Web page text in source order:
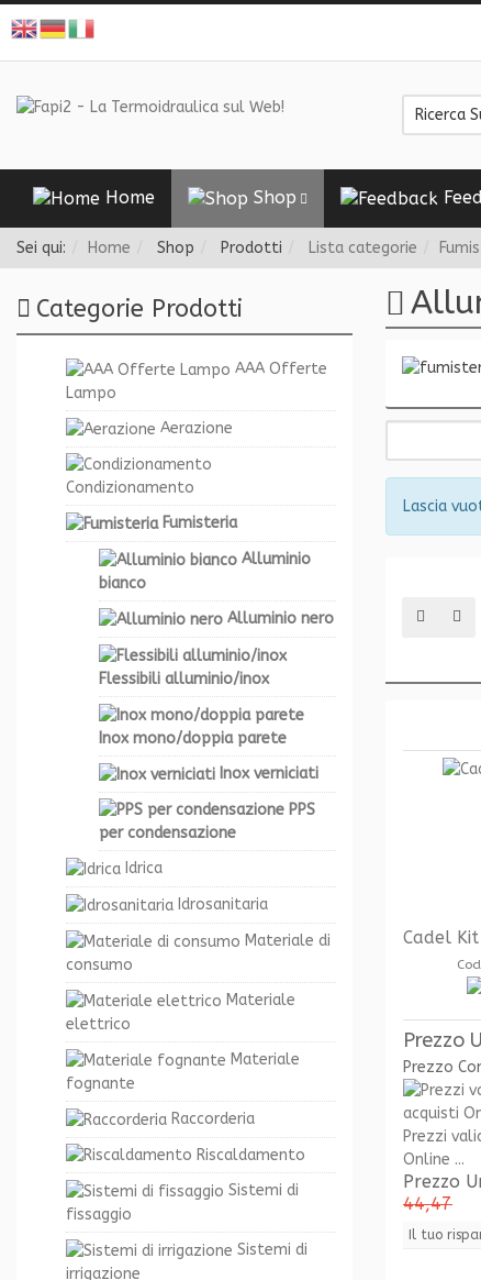
Home Shop
Sei qui: Home Shop Prodotti Lista categorie
Lascia
Cadel
Prezzo
Prezzo
Prezzi
Online ...
Prezzo
44,47
Il tuo
Categorie Prodotti
AAA Offerte
Lampo
Aerazione
Condizionamento
Fumisteria
Alluminio
bianco
Alluminio nero
Flessibili alluminio/inox
Inox mono/doppia parete
Inox verniciati
PPS
per condensazione
Idrica
Idrosanitaria
Materiale di
consumo
Materiale
elettrico
Materiale
fognante
Raccorderia
Riscaldamento
Sistemi di
fissaggio
Sistemi di
irrigazione